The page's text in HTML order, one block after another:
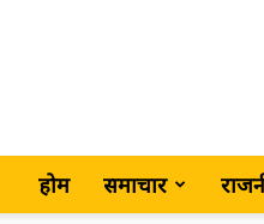
होम समाचार